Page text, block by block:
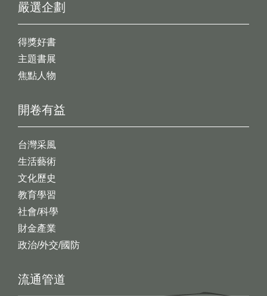
開卷有益
台灣采風
生活藝術
文化歷史
教育學習
社會/科學
財金產業
政治/外交/國防
嚴選企劃
得獎好書
主題書展
焦點人物
流通管道